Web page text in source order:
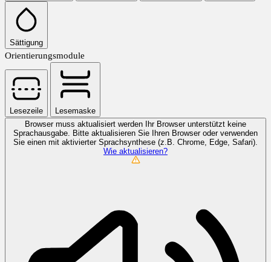
Sättigung
Orientierungsmodule
Lesezeile
Lesemaske
Browser muss aktualisiert werden
Ihr Browser unterstützt keine
Sprachausgabe. Bitte aktualisieren Sie Ihren Browser oder verwenden
Sie einen mit aktivierter Sprachsynthese (z.B. Chrome, Edge, Safari).
Wie aktualisieren?